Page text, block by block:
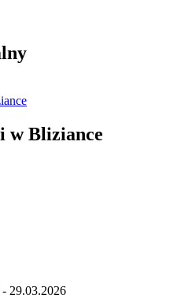
w Bliziance
29.03.2026